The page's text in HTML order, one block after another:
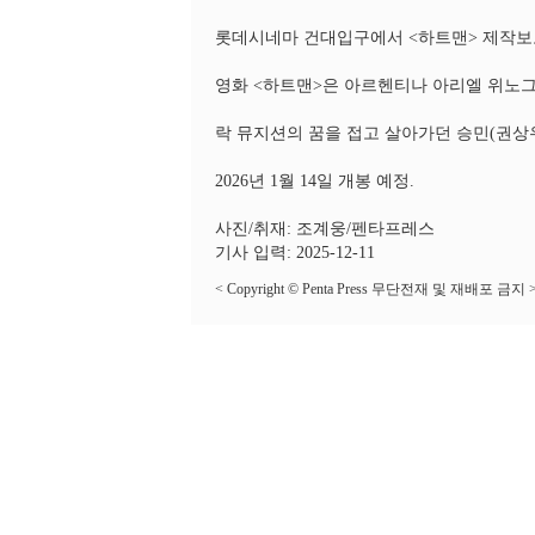
롯데시네마 건대입구에서 <하트맨> 제작
영화 <하트맨>은 아르헨티나 아리엘 위노
락 뮤지션의 꿈을 접고 살아가던 승민(권
2026년 1월 14일 개봉 예정.
사진/취재: 조계웅/펜타프레스
기사 입력: 2025-12-11
< Copyright © Penta Press 무단전재 및 재배포 금지